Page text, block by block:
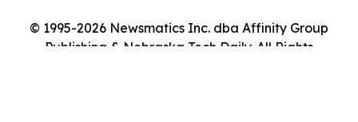
© 1995-2026 Newsmatics Inc. dba Affinity Group
Publishing & Nebraska Tech Daily. All Rights